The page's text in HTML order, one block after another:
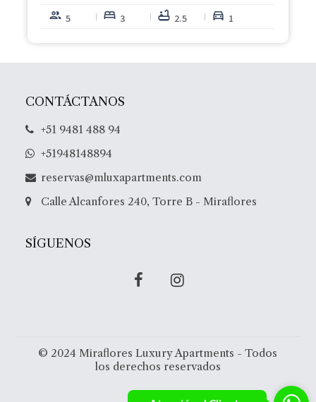
people 5 bed 3 bathtub 2.5 directions_car 1
CONTÁCTANOS
+51 9481 488 94
+51948148894
reservas@mluxapartments.com
Calle Alcanfores 240, Torre B - Miraflores
SÍGUENOS
© 2024 Miraflores Luxury Apartments - Todos
los derechos reservados